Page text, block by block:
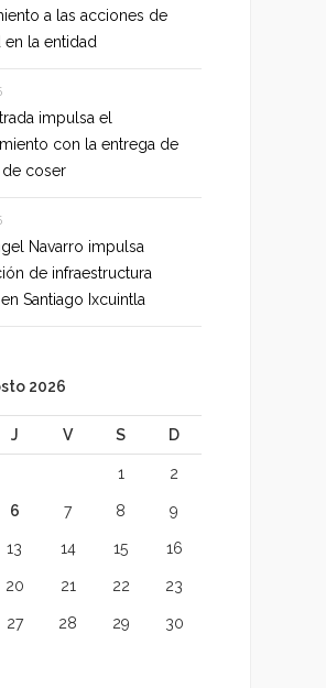
a las acciones de
en la entidad
impulsa el
con la entrega de
de coser
Navarro impulsa
de infraestructura
Santiago Ixcuintla
2026
J V S D
1 2
6 7 8 9
13 14 15 16
20 21 22 23
27 28 29 30